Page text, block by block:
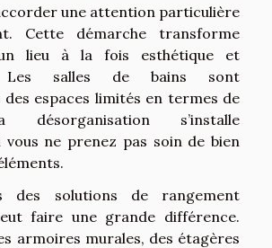
une attention particulière
Cette démarche transforme
un lieu à la fois esthétique et
Les salles de bains sont
espaces limités en termes de
désorganisation s’installe
ne prenez pas soin de bien
des solutions de rangement
faire une grande différence.
armoires murales, des étagères